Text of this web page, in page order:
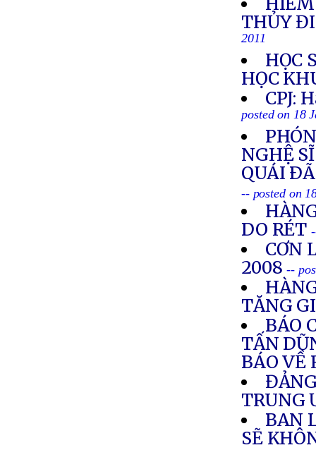
THỦY
2011
HỌC
HỌC
CPJ:
posted on 18
NGHỆ
QUÁI
-- posted on
DO RÉT
CƠN
2008--
TĂNG
BÁO
TẤN
BÁO VỀ
TRUNG
BAN
SẼ